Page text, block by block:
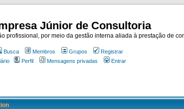
Júnior de Consultoria
profissional, por meio da gestão interna aliada à prestação de
Busca Membros Grupos
Registrar
Perfil Mensagens privadas Entrar